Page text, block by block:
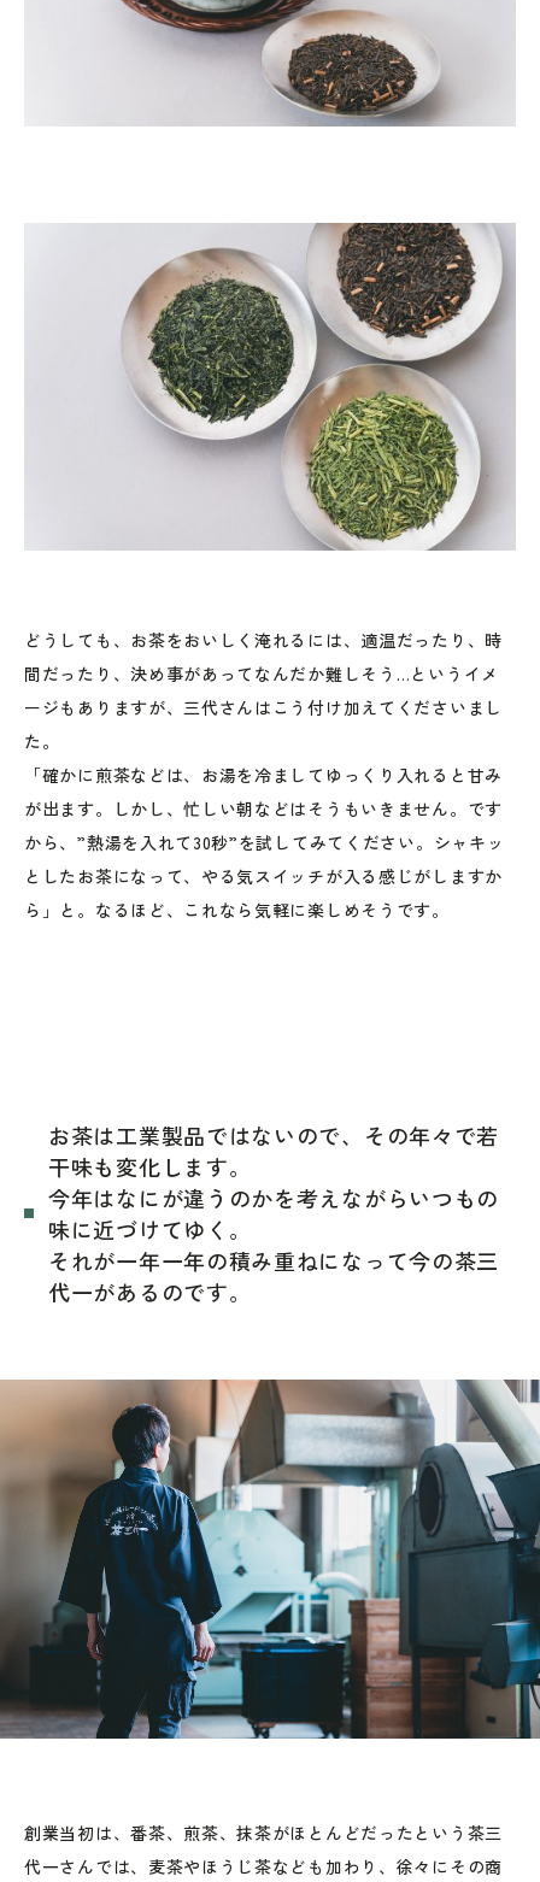
どうしても、お茶をおいしく淹れるには、適温だったり、時
間だったり、決め事があってなんだか難しそう…というイメ
ージもありますが、三代さんはこう付け加えてくださいまし
た。
「確かに煎茶などは、お湯を冷ましてゆっくり入れると甘み
が出ます。しかし、忙しい朝などはそうもいきません。です
から、”熱湯を入れて30秒”を試してみてください。シャキッ
としたお茶になって、やる気スイッチが入る感じがしますか
ら」と。なるほど、これなら気軽に楽しめそうです。
お茶は工業製品ではないので、その年々で若
干味も変化します。
今年はなにが違うのかを考えながらいつもの
味に近づけてゆく。
それが一年一年の積み重ねになって今の茶三
代一があるのです。
創業当初は、番茶、煎茶、抹茶がほとんどだったという茶三
代一さんでは、麦茶やほうじ茶なども加わり、徐々にその商